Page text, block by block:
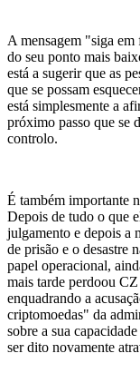
A mensagem "siga em
do seu ponto mais
está a sugerir que as
que se possam
está simplesmente a
próximo passo que se
controlo.
É também importante
Depois de tudo o que
julgamento e depois a
de prisão e o desastre
papel operacional,
mais tarde perdoou
enquadrando a
criptomoedas" da
sobre a sua
ser dito novamente